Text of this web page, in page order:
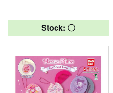
Stock: 〇